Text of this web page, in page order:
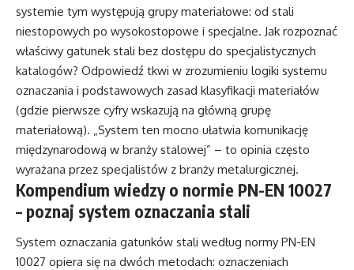
systemie tym występują grupy materiałowe: od stali
niestopowych po wysokostopowe i specjalne. Jak rozpoznać
właściwy gatunek stali bez dostępu do specjalistycznych
katalogów? Odpowiedź tkwi w zrozumieniu logiki systemu
oznaczania i podstawowych zasad klasyfikacji materiałów
(gdzie pierwsze cyfry wskazują na główną grupę
materiałową). „System ten mocno ułatwia komunikację
międzynarodową w branży stalowej” – to opinia często
wyrażana przez specjalistów z branży metalurgicznej.
Kompendium wiedzy o normie PN-EN 10027
– poznaj system oznaczania stali
System oznaczania gatunków stali według normy PN-EN
10027 opiera się na dwóch metodach: oznaczeniach